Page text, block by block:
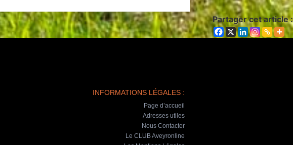
Partager cet article :
INFORMATIONS LÉGALES :
Page d’accueil
Adresses utiles
Nous Contacter
Le CLUB Aveyronline